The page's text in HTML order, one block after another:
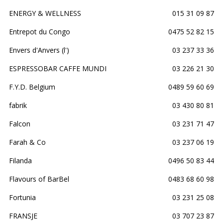
ENERGY & WELLNESS
015 31 09 87
Entrepot du Congo
0475 52 82 15
Envers d'Anvers (l')
03 237 33 36
ESPRESSOBAR CAFFE MUNDI
03 226 21 30
F.Y.D. Belgium
0489 59 60 69
fabrik
03 430 80 81
Falcon
03 231 71 47
Farah & Co
03 237 06 19
Filanda
0496 50 83 44
Flavours of BarBel
0483 68 60 98
Fortunia
03 231 25 08
FRANSJE
03 707 23 87